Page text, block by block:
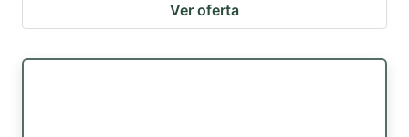
Ver oferta